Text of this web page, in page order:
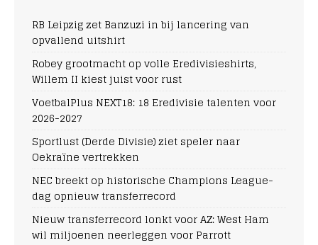
RB Leipzig zet Banzuzi in bij lancering van
opvallend uitshirt
Robey grootmacht op volle Eredivisieshirts,
Willem II kiest juist voor rust
VoetbalPlus NEXT18: 18 Eredivisie talenten voor
2026-2027
Sportlust (Derde Divisie) ziet speler naar
Oekraïne vertrekken
NEC breekt op historische Champions League-
dag opnieuw transferrecord
Nieuw transferrecord lonkt voor AZ: West Ham
wil miljoenen neerleggen voor Parrott